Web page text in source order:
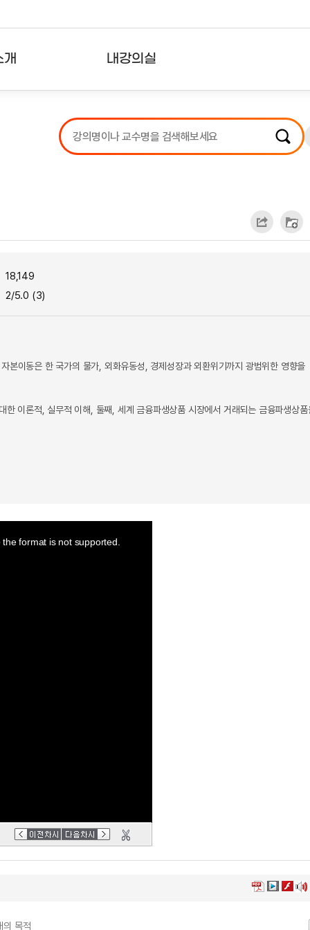
내강의실
강의리스트
수강확인증강의
18,149
2/5.0 (3)
본이동은 한 국가의 물가, 외화유동성, 경제성장과 외환위기까지 광범위한 영향을
이론적, 실무적 이해, 둘째, 세계 금융파생상품 시장에서 거래되는 금융파생상품
format is not supported.
의 목적